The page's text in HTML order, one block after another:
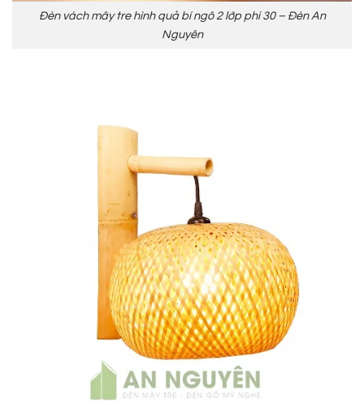
Đèn vách mây tre hình quả bí ngô 2 lớp phi 30 – Đèn An
Nguyên